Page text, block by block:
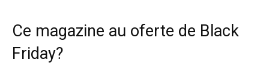
Ce magazine au oferte de Black
Friday?